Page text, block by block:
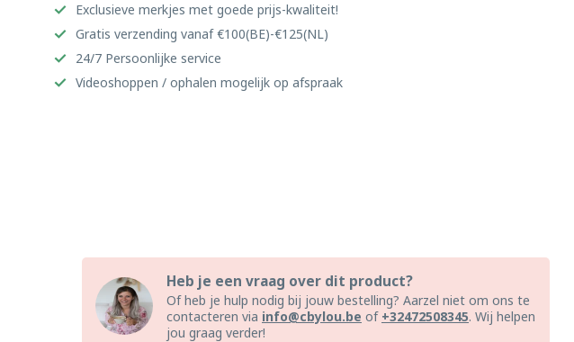
Exclusieve merkjes met goede prijs-kwaliteit!
Gratis verzending vanaf €100(BE)-€125(NL)
24/7 Persoonlijke service
Videoshoppen / ophalen mogelijk op afspraak
Heb je een vraag over dit product?
Of heb je hulp nodig bij jouw bestelling? Aarzel niet om ons te
contacteren via info@cbylou.be of +32472508345. Wij helpen
jou graag verder!